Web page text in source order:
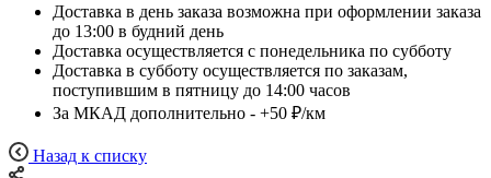
Доставка в день заказа возможна при оформлении заказа
до 13:00 в будний день
Доставка осуществляется с понедельника по субботу
Доставка в субботу осуществляется по заказам,
поступившим в пятницу до 14:00 часов
За МКАД дополнительно - +50 ₽/км
Назад к списку